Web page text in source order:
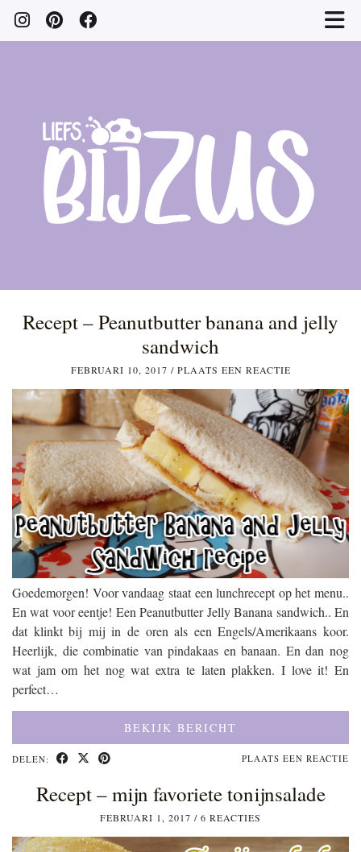
Recept – Peanutbutter banana and jelly
sandwich
FEBRUARI 10, 2017 / PLAATS EEN REACTIE
Goedemorgen! Voor vandaag staat een lunchrecept op het menu..
En wat voor eentje! Een Peanutbutter Jelly Banana sandwich.. En
dat klinkt bij mij in de oren als een Engels/Amerikaans koor.
Heerlijk, die combinatie van pindakaas en banaan. En dan nog
wat jam om het nog wat extra te laten plakken. I love it! En
perfect…
BEKIJK BERICHT
DELEN: PLAATS EEN REACTIE
Recept – mijn favoriete tonijnsalade
FEBRUARI 1, 2017 / 6 REACTIES